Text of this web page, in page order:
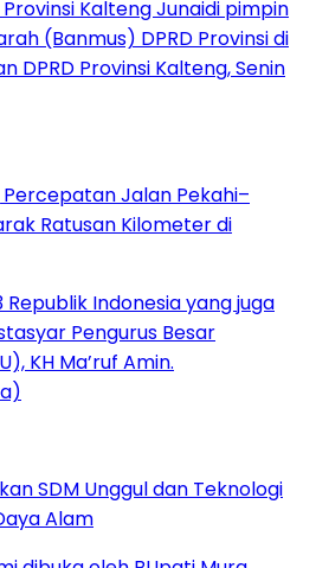
Jalan Pekahi–
Ratusan Kilometer di
SDM Unggul dan Teknologi
Alam